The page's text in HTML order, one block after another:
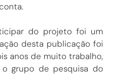
do projeto foi um
desta publicação foi
anos de muito trabalho,
grupo de pesquisa do